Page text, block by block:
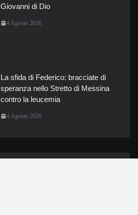
Giovanni di Dio
4 Agosto 2026
La sfida di Federico: bracciate di
speranza nello Stretto di Messina
contro la leucemia
4 Agosto 2026